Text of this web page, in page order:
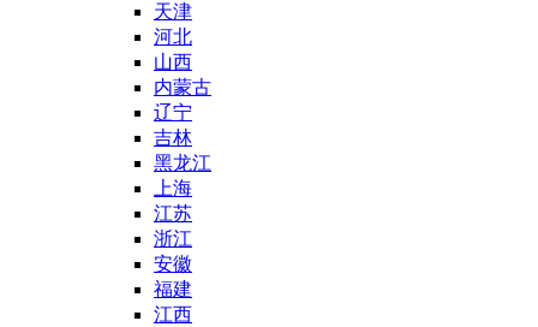
天津
河北
山西
内蒙古
辽宁
吉林
黑龙江
上海
江苏
浙江
安徽
福建
江西